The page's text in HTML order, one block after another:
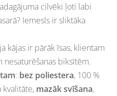
cilvēki ļoti labi
Iemesls ir sliktāka
kājas ir pārāk īsas, klientam
nesaturēšanas biksītēm.
: bez poliestera, 100 %
kvalitāte, mazāk svīšana,